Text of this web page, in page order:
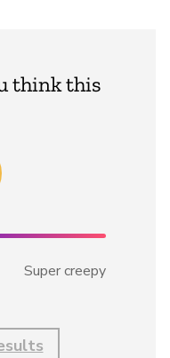
think this
Super creepy